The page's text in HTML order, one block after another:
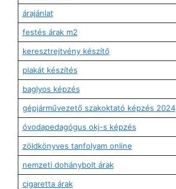
árajánlat
festés árak m2
keresztrejtvény készítő
plakát készítés
baglyos képzés
gépjárművezető szakoktató képzés 2024
óvodapedagógus okj-s képzés
zöldkönyves tanfolyam online
nemzeti dohánybolt árak
cigaretta árak